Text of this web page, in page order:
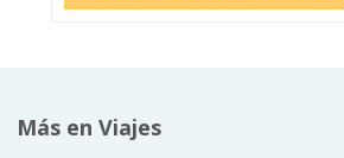
Más en Viajes